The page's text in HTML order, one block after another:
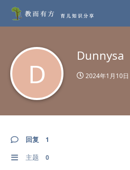
D
Dunnysa
2024年1月10日
回复 1
主题 0